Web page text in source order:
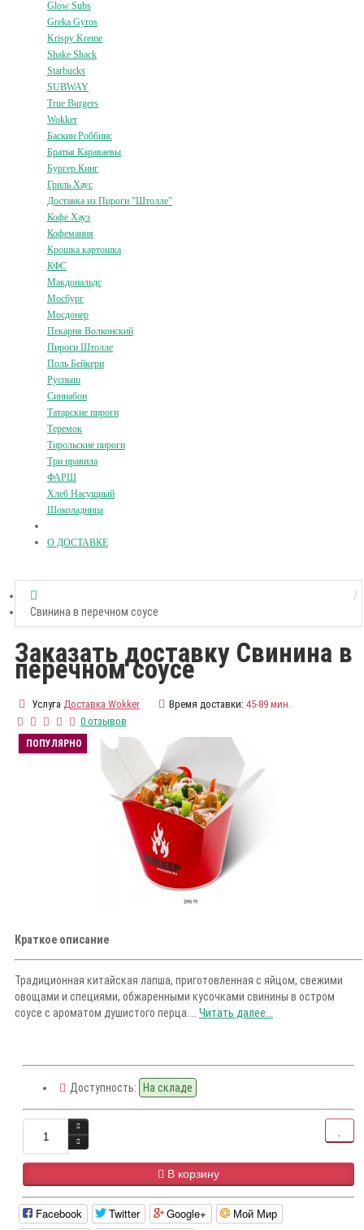
Glow Subs
Greka Gyros
Krispy Kreme
Shake Shack
Starbucks
SUBWAY
True Burgers
Wokker
Баскин Роббинс
Братья Караваевы
Бургер Кинг
Гриль Хаус
Доставка из Пироги "Штолле"
Кофе Хауз
Кофемания
Крошка картошка
КФС
Макдональдс
Мосбург
Мосдонер
Пекарня Волконский
Пироги Штолле
Поль Бейкери
Руспыш
Синнабон
Татарские пироги
Теремок
Тирольские пироги
Три правила
ФАРШ
Хлеб Насущный
Шоколадница
О ДОСТАВКЕ
Свинина в перечном соусе
Заказать доставку Свинина в
перечном соусе
Услуга Доставка Wokker Время доставки: 45-89 мин.
0 отзывов
ПОПУЛЯРНО
Краткое описание
Традиционная китайская лапша, приготовленная c яйцом, свежими
овощами и специями, обжаренными кусочками свинины в остром
соусе с ароматом душистого перца.... Читать далее...
Доступность: На складе
В корзину
Facebook Twitter Google+ Мой Мир